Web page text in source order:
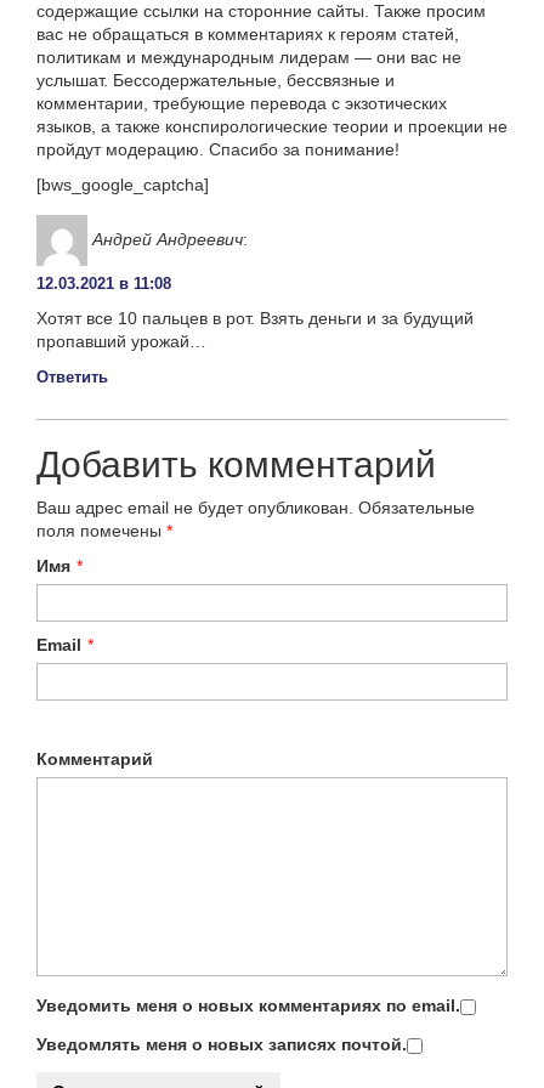
содержащие ссылки на сторонние сайты. Также просим
вас не обращаться в комментариях к героям статей,
политикам и международным лидерам — они вас не
услышат. Бессодержательные, бессвязные и
комментарии, требующие перевода с экзотических
языков, а также конспирологические теории и проекции не
пройдут модерацию. Спасибо за понимание!
[bws_google_captcha]
Андрей Андреевич:
12.03.2021 в 11:08
Хотят все 10 пальцев в рот. Взять деньги и за будущий
пропавший урожай…
Ответить
Добавить комментарий
Ваш адрес email не будет опубликован. Обязательные
поля помечены *
Имя *
Email *
Комментарий
Уведомить меня о новых комментариях по email.
Уведомлять меня о новых записях почтой.